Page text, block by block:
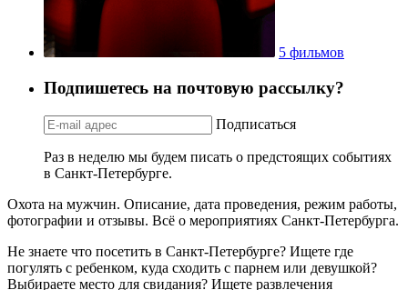
5 фильмов
Подпишетесь на почтовую рассылку?
Подписаться
Раз в неделю мы будем писать о предстоящих событиях
в Санкт-Петербурге.
Охота на мужчин. Описание, дата проведения, режим работы,
фотографии и отзывы. Всё о мероприятиях Санкт-Петербурга.
Не знаете что посетить в Санкт-Петербурге? Ищете где
погулять с ребенком, куда сходить с парнем или девушкой?
Выбираете место для свидания? Ищете развлечения